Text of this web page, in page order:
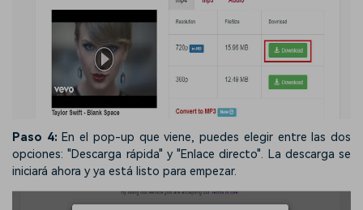
Paso 4: En el pop-up que viene, puedes elegir entre las dos
opciones: "Descarga rápida" y "Enlace directo". La descarga se
iniciará ahora y ya está listo para empezar.